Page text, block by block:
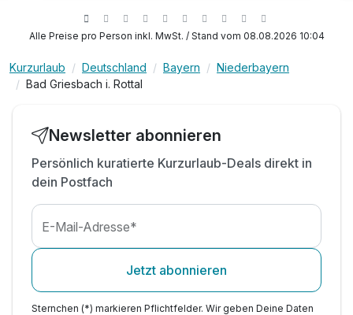
inkl. Bademantel & Leih-Badetasche im Zimmer
inkl. Nutzung der Ruhe-und Liegebereiche
inkl. Nutzung des beheizten Innen- und
inkl. Nutzung von drei Saunen
Alle Preise pro Person inkl. MwSt. / Stand vom 08.08.2026 10:04
Kurzurlaub Deutschland Bayern
Niederbayern
Bad Griesbach i. Rottal
Newsletter abonnieren
Persönlich kuratierte Kurzurlaub-Deals direkt in
dein Postfach
E-Mail-Adresse*
Jetzt abonnieren
Sternchen (*) markieren Pflichtfelder. Wir geben Deine Daten